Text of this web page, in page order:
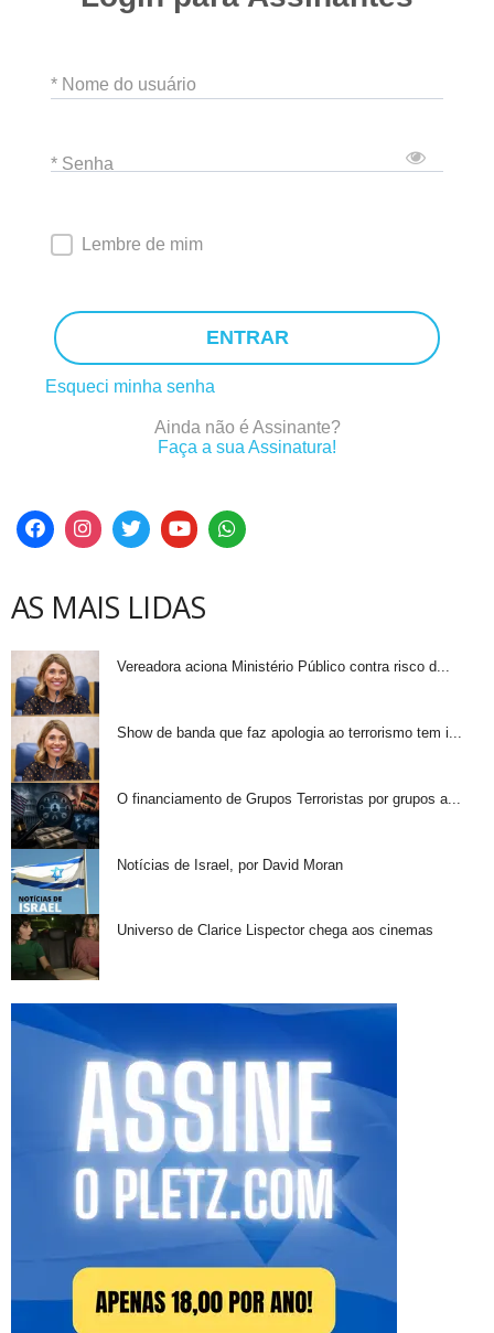
* Nome do usuário
* Senha
Lembre de mim
ENTRAR
Esqueci minha senha
Ainda não é Assinante?
Faça a sua Assinatura!
AS MAIS LIDAS
Vereadora aciona Ministério Público contra risco d...
Show de banda que faz apologia ao terrorismo tem i...
O financiamento de Grupos Terroristas por grupos a...
Notícias de Israel, por David Moran
Universo de Clarice Lispector chega aos cinemas